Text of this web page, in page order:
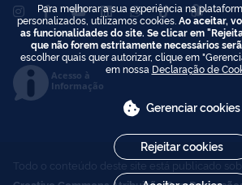
Acesso à
Informação
Todo o conteúdo deste site está publicado
Para melhorar a sua experiência na
personalizados, utilizamos cookies. Ao aceitar,
as funcionalidades do site. Se clicar em
que não forem estritamente necessários
escolher quais quer autorizar, clique em
em nossa Declaração de
Gerenciar cookies
Rejeitar cookies